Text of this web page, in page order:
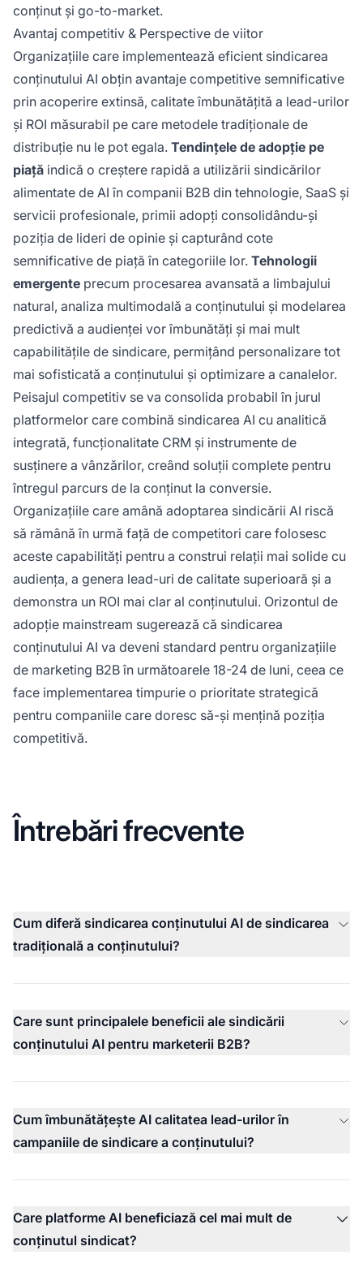
conținut și go-to-market.
Avantaj competitiv & Perspective de viitor
Organizațiile care implementează eficient sindicarea
conținutului AI obțin avantaje competitive semnificative
prin acoperire extinsă, calitate îmbunătățită a lead-urilor
și ROI măsurabil pe care metodele tradiționale de
distribuție nu le pot egala. Tendințele de adopție pe
piață indică o creștere rapidă a utilizării sindicărilor
alimentate de AI în companii B2B din tehnologie, SaaS și
servicii profesionale, primii adopți consolidându-și
poziția de lideri de opinie și capturând cote
semnificative de piață în categoriile lor. Tehnologii
emergente precum procesarea avansată a limbajului
natural, analiza multimodală a conținutului și modelarea
predictivă a audienței vor îmbunătăți și mai mult
capabilitățile de sindicare, permițând personalizare tot
mai sofisticată a conținutului și optimizare a canalelor.
Peisajul competitiv se va consolida probabil în jurul
platformelor care combină sindicarea AI cu analitică
integrată, funcționalitate CRM și instrumente de
susținere a vânzărilor, creând soluții complete pentru
întregul parcurs de la conținut la conversie.
Organizațiile care amână adoptarea sindicării AI riscă
să rămână în urmă față de competitori care folosesc
aceste capabilități pentru a construi relații mai solide cu
audiența, a genera lead-uri de calitate superioară și a
demonstra un ROI mai clar al conținutului. Orizontul de
adopție mainstream sugerează că sindicarea
conținutului AI va deveni standard pentru organizațiile
de marketing B2B în următoarele 18-24 de luni, ceea ce
face implementarea timpurie o prioritate strategică
pentru companiile care doresc să-și mențină poziția
competitivă.
Întrebări frecvente
Cum diferă sindicarea conținutului AI de sindicarea
tradițională a conținutului?
Care sunt principalele beneficii ale sindicării
conținutului AI pentru marketerii B2B?
Cum îmbunătățește AI calitatea lead-urilor în
campaniile de sindicare a conținutului?
Care platforme AI beneficiază cel mai mult de
conținutul sindicat?